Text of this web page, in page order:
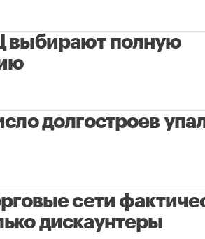
выбирают полную
долгостроев
сети
дискаунтеры